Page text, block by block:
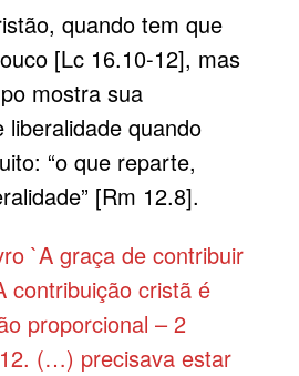
quando tem que
[Lc 16.10-12], mas
mostra sua
quando
“o que reparte,
[Rm 12.8].
`A graça de contribuir
contribuição cristã é
proporcional – 2
(…) precisava estar